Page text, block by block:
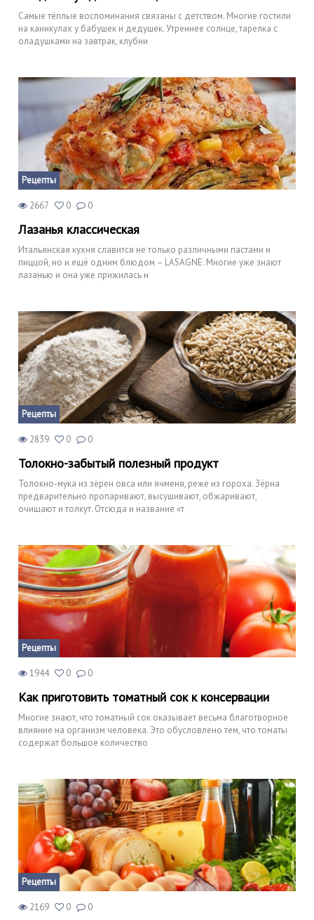
Самые тёплые воспоминания связаны с детством. Многие гостили
на каникулах у бабушек и дедушек. Утреннее солнце, тарелка с
оладушками на завтрак, клубни
Рецепты
2667 0 0
Лазанья классическая
Итальянская кухня славится не только различными пастами и
пиццой, но и ещё одним блюдом – LASAGNE. Многие уже знают
лазанью и она уже прижилась н
Рецепты
2839 0 0
Толокно-забытый полезный продукт
Толокно-мука из зёрен овса или ячменя, реже из гороха. Зёрна
предварительно пропаривают, высушивают, обжаривают,
очищают и толкут. Отсюда и название «т
Рецепты
1944 0 0
Как приготовить томатный сок к консервации
Многие знают, что томатный сок оказывает весьма благотворное
влияние на организм человека. Это обусловлено тем, что томаты
содержат большое количество
Рецепты
2169 0 0